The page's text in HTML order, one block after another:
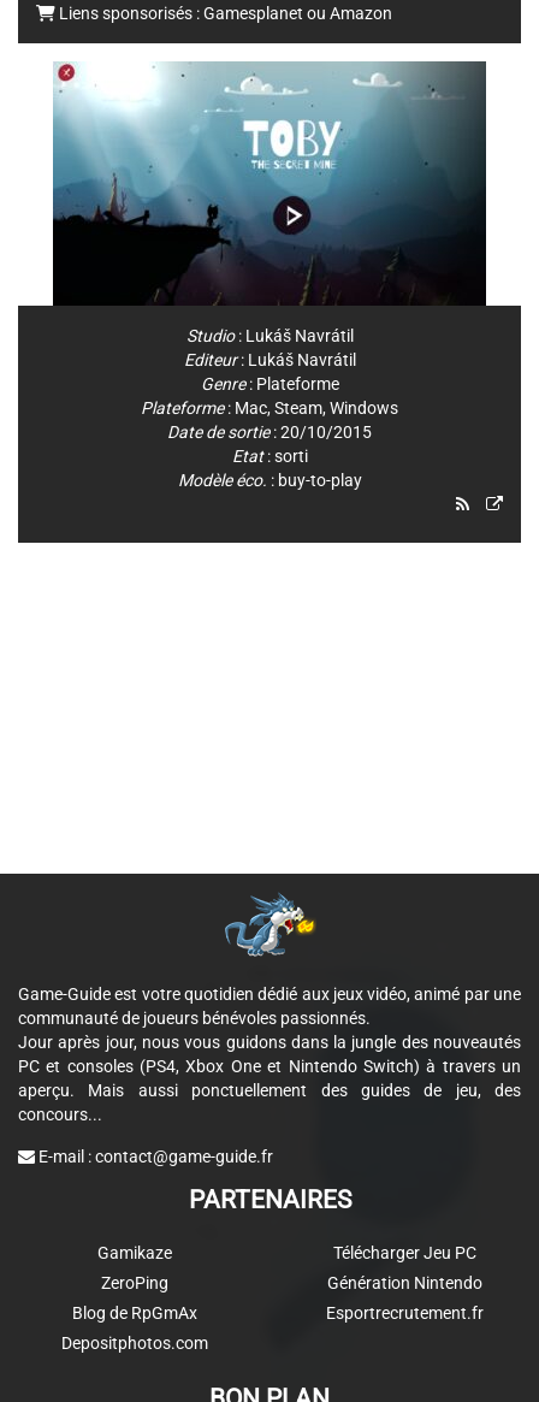
Liens sponsorisés :Gamesplanet ou Amazon
Studio: Lukáš Navrátil
Editeur: Lukáš Navrátil
Genre: Plateforme
Plateforme: Mac, Steam, Windows
Date de sortie: 20/10/2015
Etat: sorti
Modèle éco. : buy-to-play
Game-Guide est votre quotidien dédié aux jeux vidéo, animé par une
communauté de joueurs bénévoles passionnés.
Jour après jour, nous vous guidons dans la jungle des nouveautés
PC et consoles (PS4, Xbox One et Nintendo Switch) à travers un
aperçu. Mais aussi ponctuellement des guides de jeu, des
concours...
E-mail :contact@game-guide.fr
PARTENAIRES
Gamikaze
ZeroPing
Blog de RpGmAx
Depositphotos.com
Télécharger Jeu PC
Génération Nintendo
Esportrecrutement.fr